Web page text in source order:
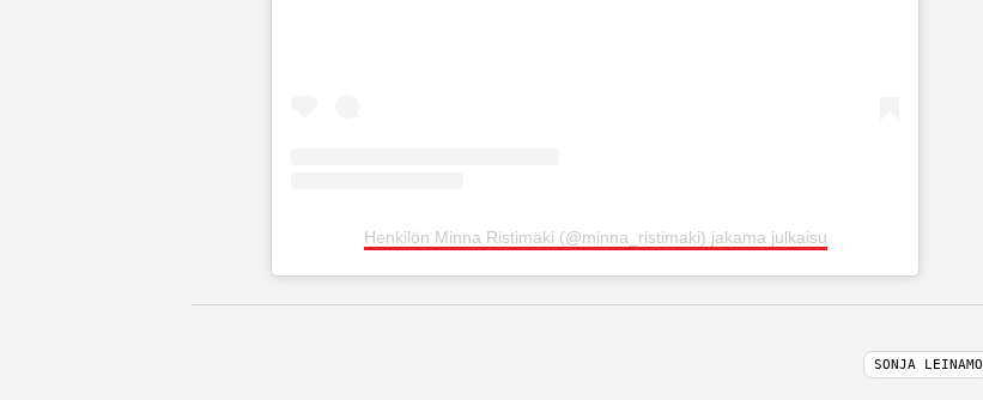
Henkilön Minna Ristimäki (@minna_ristimaki) jakama julkaisu
SONJA LEINAMO